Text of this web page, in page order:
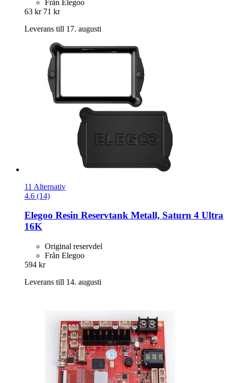
Från Elegoo
63 kr 71 kr
Leverans till 17. augusti
11 Alternativ
4.6 (14)
Elegoo Resin Reservtank Metall, Saturn 4 Ultra
16K
Original reservdel
Från Elegoo
594 kr
Leverans till 14. augusti